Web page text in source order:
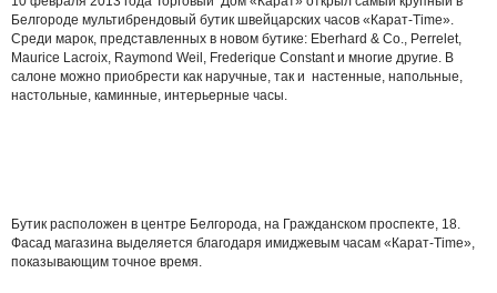
Белгороде мультибрендовый бутик швейцарских часов «Карат-Time».
Среди марок, представленных в новом бутике: Eberhard & Co., Perrelet,
Maurice Lacroix, Raymond Weil, Frederique Constant и многие другие. В
салоне можно приобрести как наручные, так и настенные, напольные,
настольные, каминные, интерьерные часы.
Бутик расположен в центре Белгорода, на Гражданском проспекте, 18.
Фасад магазина выделяется благодаря имиджевым часам «Карат-Time»,
показывающим точное время.